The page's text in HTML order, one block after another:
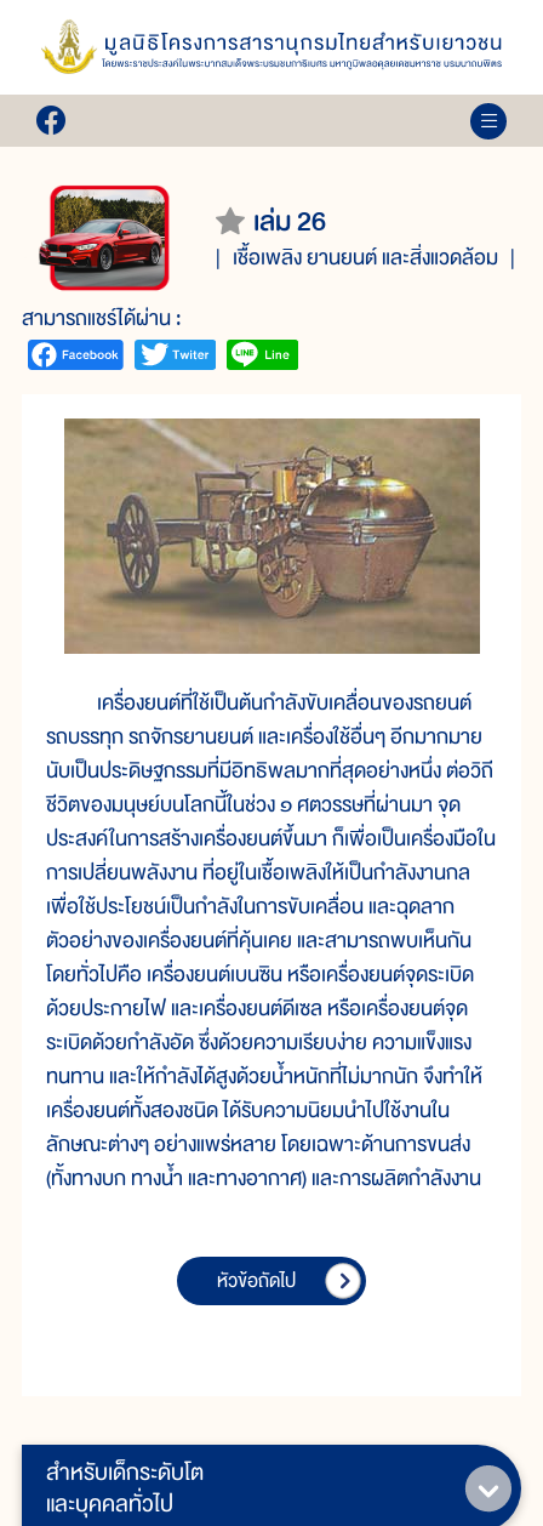
เล่ม 26
เชื้อเพลิง ยานยนต์ และสิ่งแวดล้อม
สามารถแชร์ได้ผ่าน :
สำหรับเด็กระดับโต
และบุคคลทั่วไป
เครื่องยนต์ที่ใช้เป็นต้นกำลังขับเคลื่อนของรถยนต์
รถบรรทุก รถจักรยานยนต์ และเครื่องใช้อื่นๆ อีกมากมาย
นับเป็นประดิษฐกรรมที่มีอิทธิพลมากที่สุดอย่างหนึ่ง ต่อวิถี
ชีวิตของมนุษย์บนโลกนี้ในช่วง ๑ ศตวรรษที่ผ่านมา จุด
ประสงค์ในการสร้างเครื่องยนต์ขึ้นมา ก็เพื่อเป็นเครื่องมือใน
การเปลี่ยนพลังงาน ที่อยู่ในเชื้อเพลิงให้เป็นกำลังงานกล
เพื่อใช้ประโยชน์เป็นกำลังในการขับเคลื่อน และฉุดลาก
ตัวอย่างของเครื่องยนต์ที่คุ้นเคย และสามารถพบเห็นกัน
โดยทั่วไปคือ เครื่องยนต์เบนซิน หรือเครื่องยนต์จุดระเบิด
ด้วยประกายไฟ และเครื่องยนต์ดีเซล หรือเครื่องยนต์จุด
ระเบิดด้วยกำลังอัด ซึ่งด้วยความเรียบง่าย ความแข็งแรง
ทนทาน และให้กำลังได้สูงด้วยน้ำหนักที่ไม่มากนัก จึงทำให้
เครื่องยนต์ทั้งสองชนิด ได้รับความนิยมนำไปใช้งานใน
ลักษณะต่างๆ อย่างแพร่หลาย โดยเฉพาะด้านการขนส่ง
(ทั้งทางบก ทางน้ำ และทางอากาศ) และการผลิตกำลังงาน
หัวข้อถัดไป